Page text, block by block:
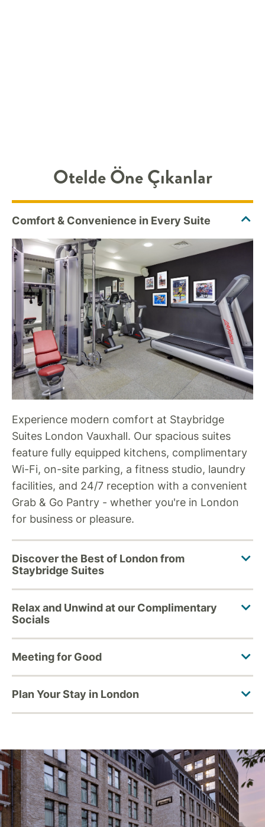
Otelde Öne Çıkanlar
Experience modern comfort at Staybridge
Suites London Vauxhall. Our spacious suites
feature fully equipped kitchens, complimentary
Wi-Fi, on-site parking, a fitness studio, laundry
facilities, and 24/7 reception with a convenient
Grab & Go Pantry - whether you're in London
for business or pleasure.